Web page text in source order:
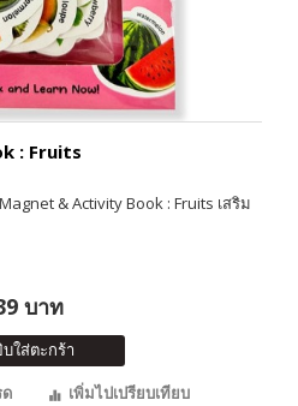
: Fruits
& Activity Book : Fruits เสริม
บาท
ใส่ตะกร้า
เพิ่มไปเปรียบเทียบ